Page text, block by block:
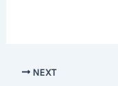
NEXT